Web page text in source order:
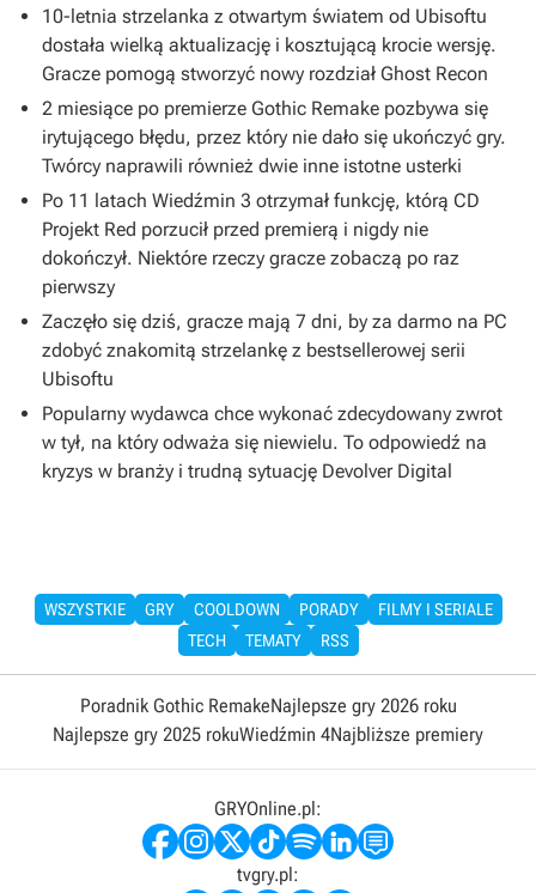
10-letnia strzelanka z otwartym światem od Ubisoftu
dostała wielką aktualizację i kosztującą krocie wersję.
Gracze pomogą stworzyć nowy rozdział Ghost Recon
2 miesiące po premierze Gothic Remake pozbywa się
irytującego błędu, przez który nie dało się ukończyć gry.
Twórcy naprawili również dwie inne istotne usterki
Po 11 latach Wiedźmin 3 otrzymał funkcję, którą CD
Projekt Red porzucił przed premierą i nigdy nie
dokończył. Niektóre rzeczy gracze zobaczą po raz
pierwszy
Zaczęło się dziś, gracze mają 7 dni, by za darmo na PC
zdobyć znakomitą strzelankę z bestsellerowej serii
Ubisoftu
Popularny wydawca chce wykonać zdecydowany zwrot
w tył, na który odważa się niewielu. To odpowiedź na
kryzys w branży i trudną sytuację Devolver Digital
WSZYSTKIE GRY COOLDOWN PORADY
FILMY I SERIALE
TECH
TEMATY RSS
Poradnik Gothic RemakeNajlepsze gry 2026 roku
Najlepsze gry 2025 rokuWiedźmin 4Najbliższe premiery
GRYOnline.pl:
tvgry.pl: